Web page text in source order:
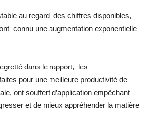
au regard des chiffres disponibles,
connu une augmentation exponentielle
dans le rapport, les
pour une meilleure productivité de
ont souffert d’application empêchant
et de mieux appréhender la matière